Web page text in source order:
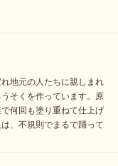
地元の人たちに親しまれ
そくを作っています。原
何回も塗り重ねて仕上げ
、不規則でまるで踊って